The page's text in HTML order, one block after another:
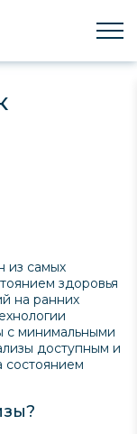
из самых
здоровья
на ранних
с минимальными
доступным и
состоянием